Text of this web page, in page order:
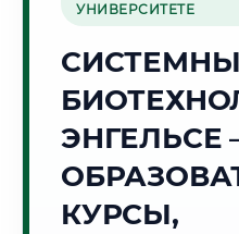
Г.
УНИВЕРСИТЕТЕ
ЭНГЕЛЬСЕ
КУРСЫ,